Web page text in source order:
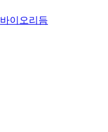
바이오리듬